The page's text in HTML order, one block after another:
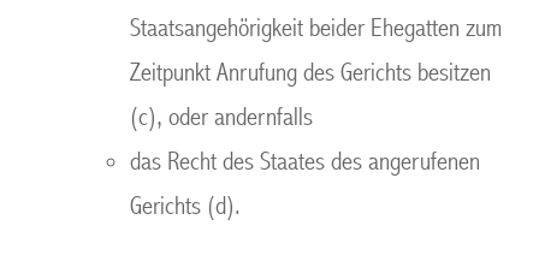
Staatsangehörigkeit beider Ehegatten zum
Zeitpunkt Anrufung des Gerichts besitzen
(c), oder andernfalls
das Recht des Staates des angerufenen
Gerichts (d).